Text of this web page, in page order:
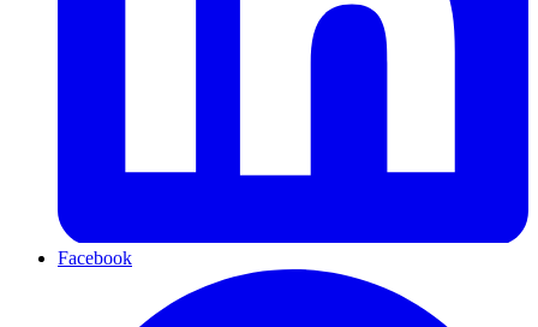
Facebook